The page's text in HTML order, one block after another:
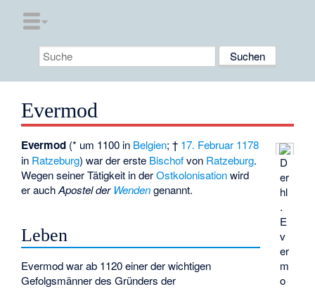
Evermod
D
er
hl
.
E
v
er
m
o
Evermod (* um 1100 in Belgien; † 17. Februar 1178
in Ratzeburg) war der erste Bischofvon Ratzeburg.
Wegen seiner Tätigkeit in derOstkolonisationwird
er auchApostel der Wendengenannt.
Leben
Evermod war ab 1120 einer der wichtigen
Gefolgsmänner des Gründers der